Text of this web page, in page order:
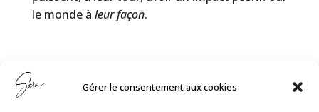
Gérer le consentement aux cookies
le monde à leurfaçon.
INCONTOURNABLE POUR